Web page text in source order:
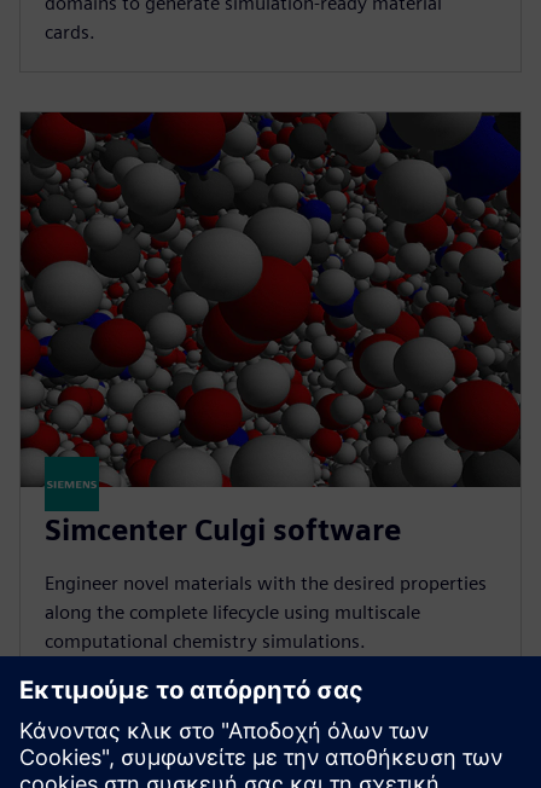
cards.
Simcenter Culgi software
Engineer novel materials with the desired properties
along the complete lifecycle using multiscale
computational chemistry simulations.